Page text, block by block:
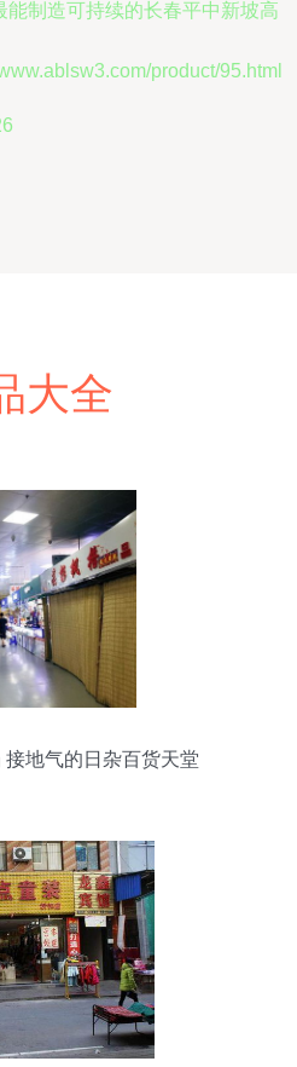
制造可持续的长春平中新坡高
product/95.html
大全
接地气的日杂百货天堂